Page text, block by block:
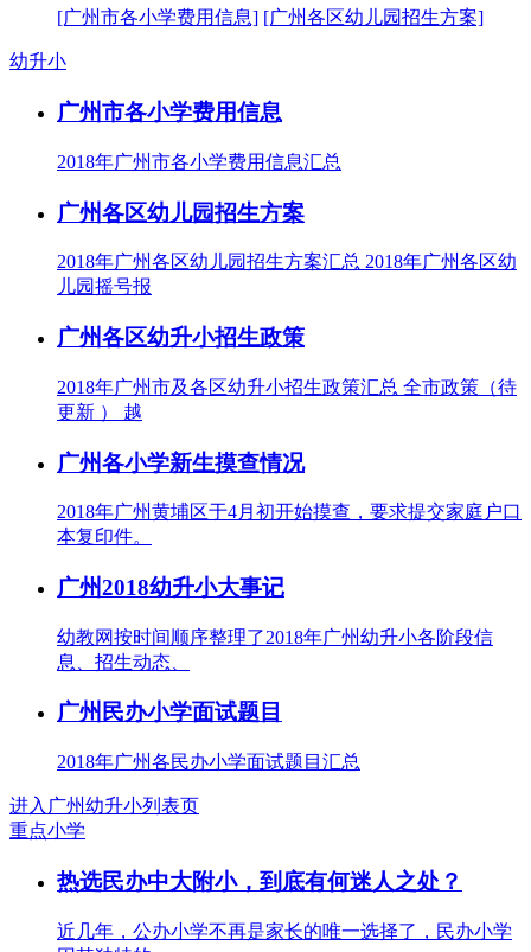
[广州市各小学费用信息] [广州各区幼儿园招生方案]
幼升小
广州市各小学费用信息
2018年广州市各小学费用信息汇总
广州各区幼儿园招生方案
2018年广州各区幼儿园招生方案汇总 2018年广州各区幼
儿园摇号报
广州各区幼升小招生政策
2018年广州市及各区幼升小招生政策汇总 全市政策（待
更新 ） 越
广州各小学新生摸查情况
2018年广州黄埔区于4月初开始摸查，要求提交家庭户口
本复印件。
广州2018幼升小大事记
幼教网按时间顺序整理了2018年广州幼升小各阶段信
息、招生动态、
广州民办小学面试题目
2018年广州各民办小学面试题目汇总
进入广州幼升小列表页
重点小学
热选民办中大附小，到底有何迷人之处？
近几年，公办小学不再是家长的唯一选择了，民办小学